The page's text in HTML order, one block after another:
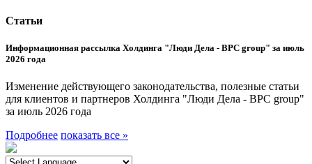
Статьи
Информационная рассылка Холдинга "Люди Дела - BPC group" за июль
2026 года
Изменение действующего законодательства, полезные статьи
для клиентов и партнеров Холдинга "Люди Дела - BPC group"
за июль 2026 года
Подробнее показать все »